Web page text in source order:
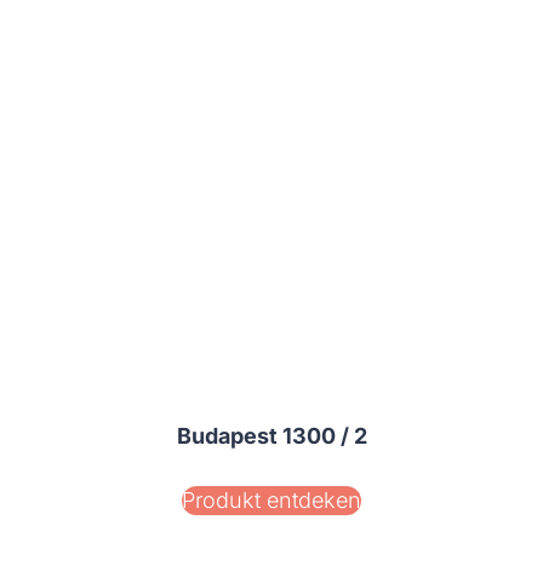
Budapest 1300 / 2
Produkt entdeken